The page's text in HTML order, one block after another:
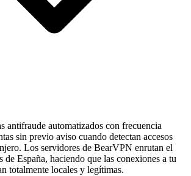
antifraude automatizados con frecuencia
sin previo aviso cuando detectan accesos
Los servidores de BearVPN enrutan el
de España, haciendo que las conexiones a tu
totalmente locales y legítimas.